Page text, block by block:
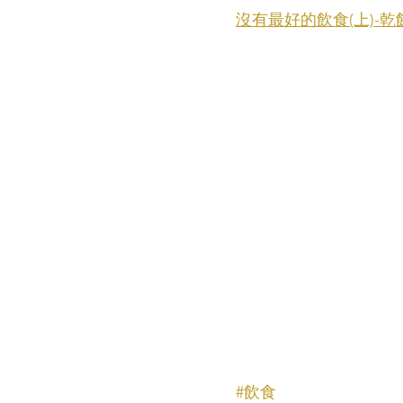
沒有最好的飲食(上)-乾
#飲食